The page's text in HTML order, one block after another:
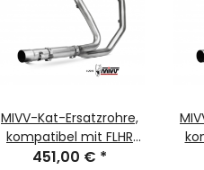
MIVV-Kat-Ersatzrohre,
kompatibel mit FLHR
und FLHRC - für HARLEY
451,00 € *